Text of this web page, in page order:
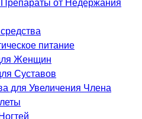
питание
Женщин
Суставов
для Увеличения Члена